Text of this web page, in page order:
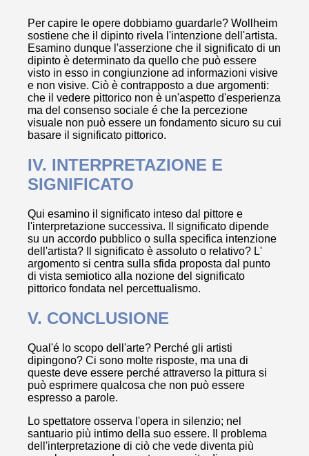
Per capire le opere dobbiamo guardarle? Wollheim
sostiene che il dipinto rivela l'intenzione dell'artista.
Esamino dunque l'asserzione che il significato di un
dipinto è determinato da quello che può essere
visto in esso in congiunzione ad informazioni visive
e non visive. Ciò è contrapposto a due argomenti:
che il vedere pittorico non è un'aspetto d'esperienza
ma del consenso sociale é che la percezione
visuale non può essere un fondamento sicuro su cui
basare il significato pittorico.
IV. INTERPRETAZIONE E
SIGNIFICATO
Qui esamino il significato inteso dal pittore e
l'interpretazione successiva. Il significato dipende
su un accordo pubblico o sulla specifica intenzione
dell'artista? Il significato è assoluto o relativo? L'
argomento si centra sulla sfida proposta dal punto
di vista semiotico alla nozione del significato
pittorico fondata nel percettualismo.
V. CONCLUSIONE
Qual'é lo scopo dell'arte? Perché gli artisti
dipingono? Ci sono molte risposte, ma una di
queste deve essere perché attraverso la pittura si
può esprimere qualcosa che non può essere
espresso a parole.
Lo spettatore osserva l'opera in silenzio; nel
santuario più intimo della suo essere. Il problema
dell'interpretazione di ciò che vede diventa più